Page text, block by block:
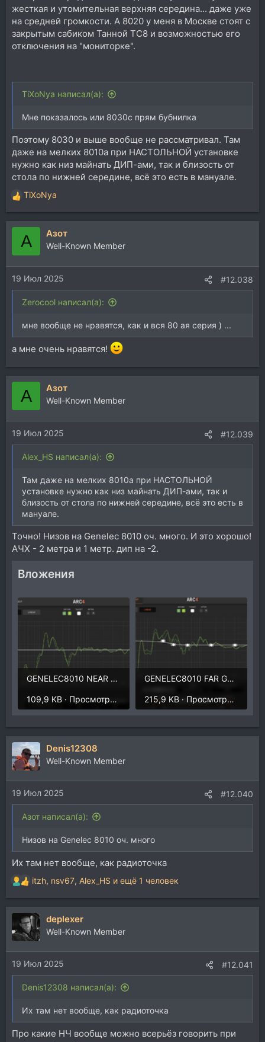
жесткая и утомительная верхняя середина... даже уже
на средней громкости. А 8020 у меня в Москве стоят с
закрытым сабиком Танной ТС8 и возможностью его
отключения на "мониторке".
TiXoNya написал(а):
Мне показалось или 8030c прям бубнилка
Поэтому 8030 и выше вообще не рассматривал. Там
даже на мелких 8010а при НАСТОЛЬНОЙ установке
нужно как низ майнать ДИП-ами, так и близость от
стола по нижней середине, всё это есть в мануале.
Р
е
а
и
и
:
TiXoNya
А Азот
Well-Known Member
19 Июл 2025 #12.038
Zerocool написал(а):
мне вообще не нравятся, как и вся 80 ая серия ) ...
а мне очень нравятся!
А Азот
Well-Known Member
19 Июл 2025 #12.039
Alex_HS написал(а):
Там даже на мелких 8010а при НАСТОЛЬНОЙ
установке нужно как низ майнать ДИП-ами, так и
близость от стола по нижней середине, всё это есть в
мануале.
Точно! Низов на Genelec 8010 оч. много. И это хорошо!
АЧХ - 2 метра и 1 метр. дип на -2.
Вложения
GENELEC8010 NEAR 2 GREEN.png
109,9 KB · Просмотры: 198
GENELEC8010 FAR GREEN.png
215,9 KB · Просмотры: 220
Denis12308
Well-Known Member
19 Июл 2025 #12.040
Азот написал(а):
Низов на Genelec 8010 оч. много
Их там нет вообще, как радиоточка
Р
е
а
ц
и
и
:
itzh, nsv67, Alex_HS и ещё 1 человек
deplexer
Well-Known Member
19 Июл 2025 #12.041
Denis12308 написал(а):
Их там нет вообще, как радиоточка
Про какие НЧ вообще можно всерьёз говорить при